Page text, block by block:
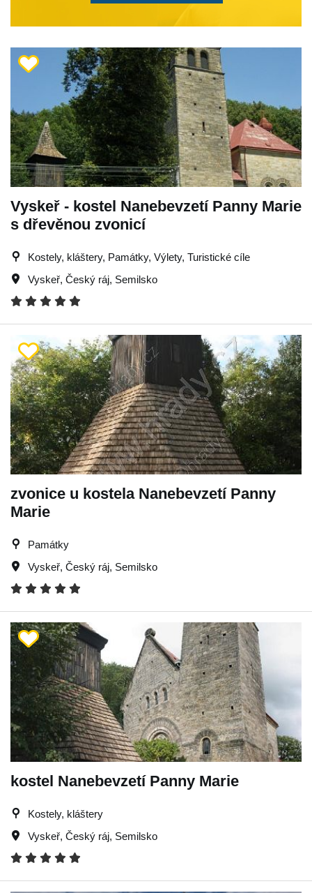
Vyskeř - kostel Nanebevzetí Panny Marie
s dřevěnou zvonicí
Kostely, kláštery, Památky, Výlety, Turistické cíle
Vyskeř, Český ráj, Semilsko
zvonice u kostela Nanebevzetí Panny
Marie
Památky
Vyskeř, Český ráj, Semilsko
kostel Nanebevzetí Panny Marie
Kostely, kláštery
Vyskeř, Český ráj, Semilsko